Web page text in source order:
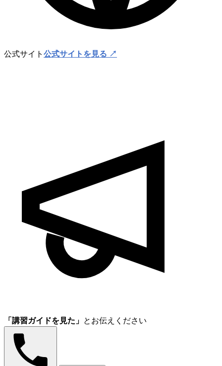
公式サイト 公式サイトを見る ↗
「講習ガイドを見た」 とお伝えください